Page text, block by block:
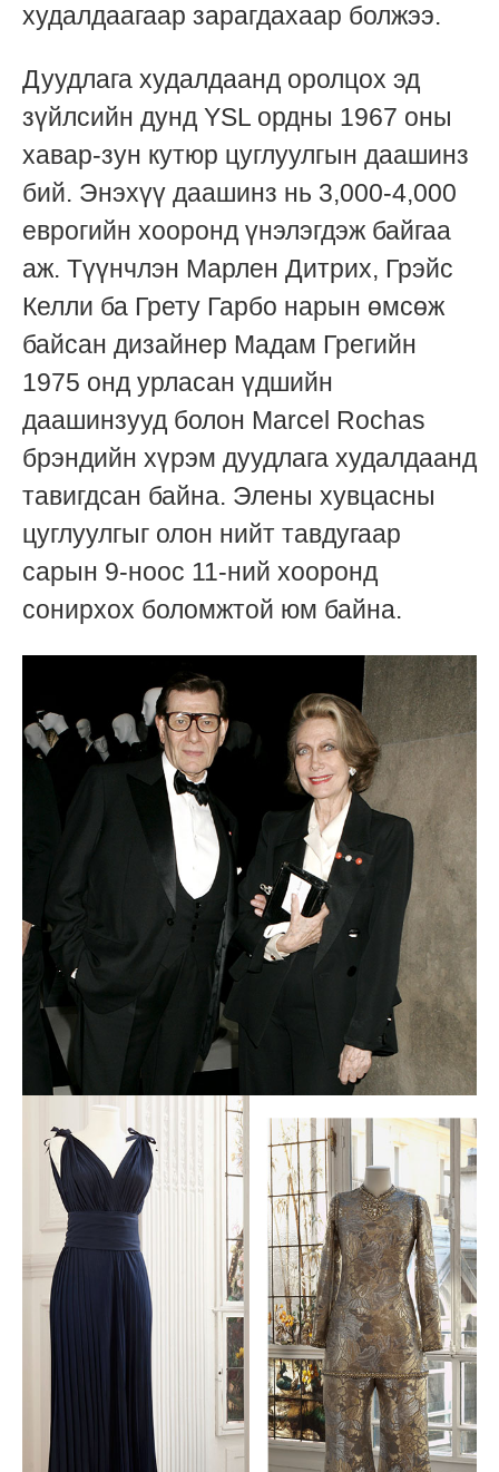
худалдаагаар зарагдахаар болжээ.
Дуудлага худалдаанд оролцох эд
зүйлсийн дунд YSL ордны 1967 оны
хавар-зун кутюр цуглуулгын даашинз
бий. Энэхүү даашинз нь 3,000-4,000
еврогийн хооронд үнэлэгдэж байгаа
аж. Түүнчлэн Марлен Дитрих, Грэйс
Келли ба Грету Гарбо нарын өмсөж
байсан дизайнер Мадам Грегийн
1975 онд урласан үдшийн
даашинзууд болон Marcel Rochas
брэндийн хүрэм дуудлага худалдаанд
тавигдсан байна. Элены хувцасны
цуглуулгыг олон нийт тавдугаар
сарын 9-ноос 11-ний хооронд
сонирхох боломжтой юм байна.